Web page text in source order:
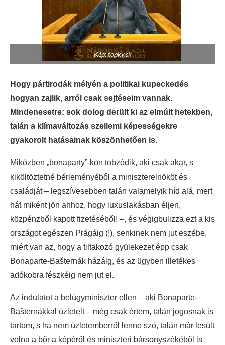
Kép: topky.sk
Hogy pártirodák mélyén a politikai kupeckedés
hogyan zajlik, arról csak sejtéseim vannak.
Mindenesetre: sok dolog derült ki az elmúlt hetekben,
talán a klímaváltozás szellemi képességekre
gyakorolt hatásainak köszönhetően is.
Miközben „bonaparty”-kon tobzódik, aki csak akar, s
kiköltöztetné bérleményéből a miniszterelnököt és
családját ­– legszívesebben talán valamelyik híd alá, mert
hát miként jön ahhoz, hogy luxuslakásban éljen,
közpénzből kapott fizetéséből! –, és végigbulizza ezt a kis
országot egészen Prágáig (!), senkinek nem jut eszébe,
miért van az, hogy a tiltakozó gyülekezet épp csak
Bonaparte-Bašternák házáig, és az ügyben illetékes
adókobra fészkéig nem jut el.
Az indulatot a belügyminiszter ellen – aki Bonaparte-
Bašternákkal üzletelt – még csak értem, talán jogosnak is
tartom, s ha nem üzletemberről lenne szó, talán már lesült
volna a bőr a képéről és miniszteri bársonyszékéből is